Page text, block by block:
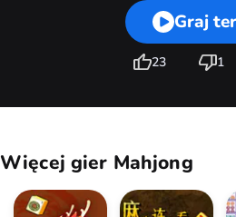
Graj
23 1
Więcej gier Mahjong